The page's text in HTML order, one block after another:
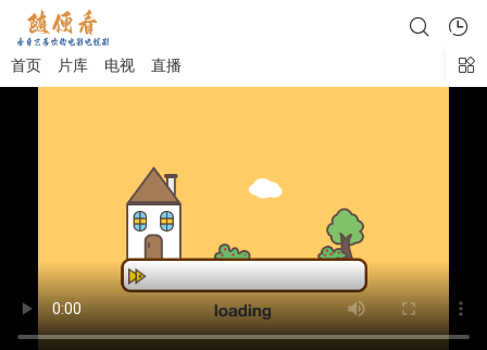
首页 片库 电视 直播